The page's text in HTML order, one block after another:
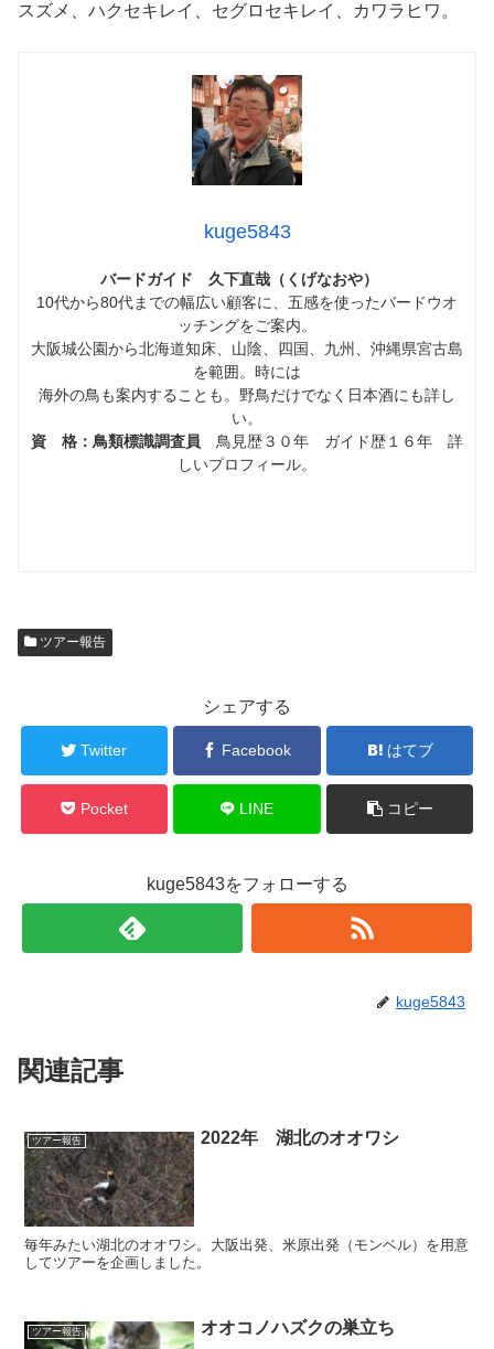
スズメ、ハクセキレイ、セグロセキレイ、カワラヒワ。
kuge5843
バードガイド 久下直哉（くげなおや）
10代から80代までの幅広い顧客に、五感を使ったバードウオ
ッチングをご案内。
大阪城公園から北海道知床、山陰、四国、九州、沖縄県宮古島
を範囲。時には
海外の鳥も案内することも。野鳥だけでなく日本酒にも詳し
い。
資 格：鳥類標識調査員 鳥見歴３０年 ガイド歴１６年 詳
しいプロフィール。
ツアー報告
シェアする
Twitter Facebook はてブ
Pocket LINE コピー
kuge5843をフォローする
kuge5843
関連記事
ツアー報告 2022年 湖北のオオワシ
毎年みたい湖北のオオワシ。大阪出発、米原出発（モンベル）を用意
してツアーを企画しました。
ツアー報告 オオコノハズクの巣立ち